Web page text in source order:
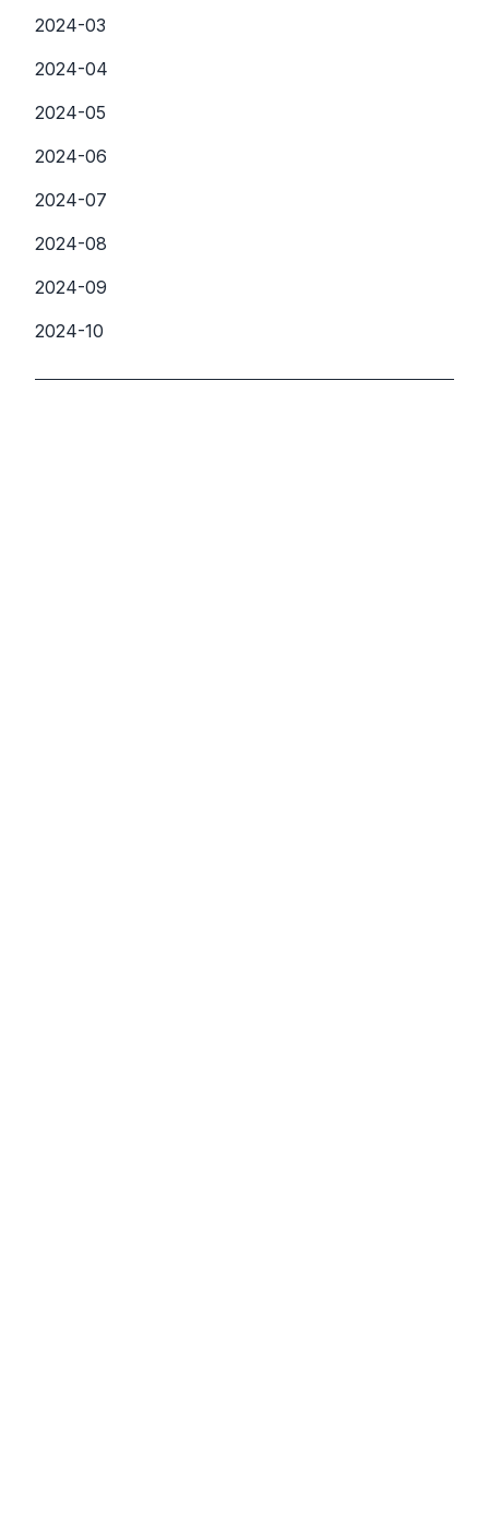
2024-03
2024-04
2024-05
2024-06
2024-07
2024-08
2024-09
2024-10